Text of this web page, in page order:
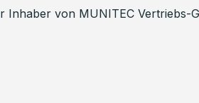
Inhaber von MUNITEC Vertriebs-